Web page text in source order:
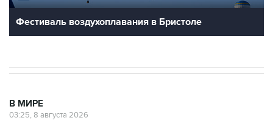
Фестиваль воздухоплавания в Бристоле
В МИРЕ
03:25, 8 августа 2026